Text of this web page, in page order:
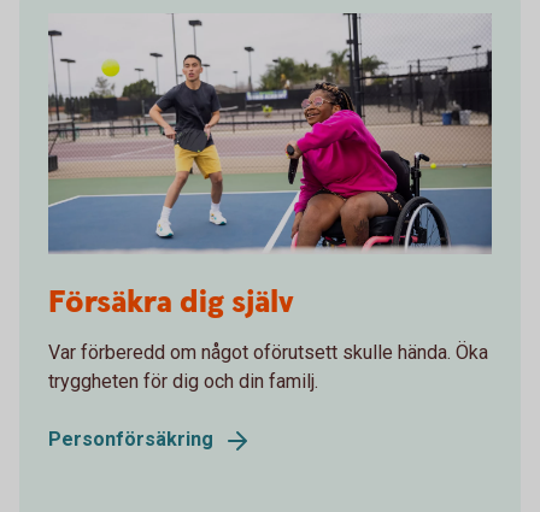
Försäkra dig själv
Var förberedd om något oförutsett skulle hända. Öka
tryggheten för dig och din familj.
Personförsäkring